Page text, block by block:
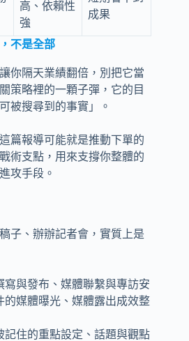
高、依賴性
強
成果
不是全部
你隔天業績翻倍，別把它當
策略裡的一顆子彈，它的目
被搜尋到的事實」。
篇報導可能就是推動下單的
術支點，用來支撐你整體的
攻手段。
子、辦辦記者會，實質上是
寫與發布、媒體聯繫與專訪安
的媒體曝光、媒體露出成效整
記住的重點設定、話題與觀點